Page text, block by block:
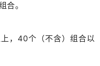
合。
，40个（不含）组合以